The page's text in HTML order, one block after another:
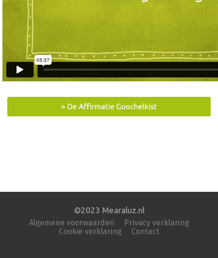
©2023 Mearaluz.nl
Algemene voorwaarden
Privacy verklaring
Cookie verklaring
Contact